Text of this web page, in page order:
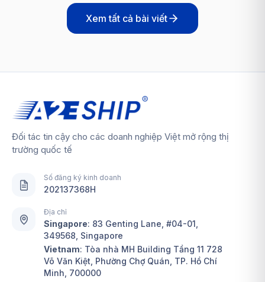
Xem tất cả bài viết
Đối tác tin cậy cho các doanh nghiệp Việt mở rộng thị
trường quốc tế
Số đăng ký kinh doanh
202137368H
Địa chỉ
Singapore: 83 Genting Lane, #04-01,
349568, Singapore
Vietnam: Tòa nhà MH Building Tầng 11 728
Võ Văn Kiệt, Phường Chợ Quán, TP. Hồ Chí
Minh, 700000